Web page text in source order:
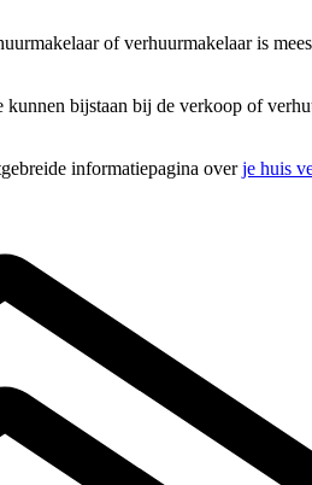
of verhuurmakelaar is
bijstaan bij de verkoop of
informatiepagina overje huis